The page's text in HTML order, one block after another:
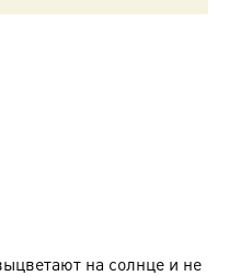
на солнце и не